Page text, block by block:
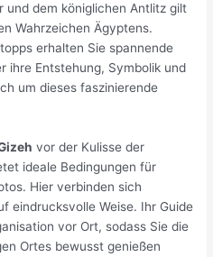
und dem königlichen Antlitz gilt
Wahrzeichen Ägyptens.
erhalten Sie spannende
ihre Entstehung, Symbolik und
um dieses faszinierende
vor der Kulisse der
ideale Bedingungen für
Hier verbinden sich
eindrucksvolle Weise. Ihr Guide
vor Ort, sodass Sie die
Ortes bewusst genießen